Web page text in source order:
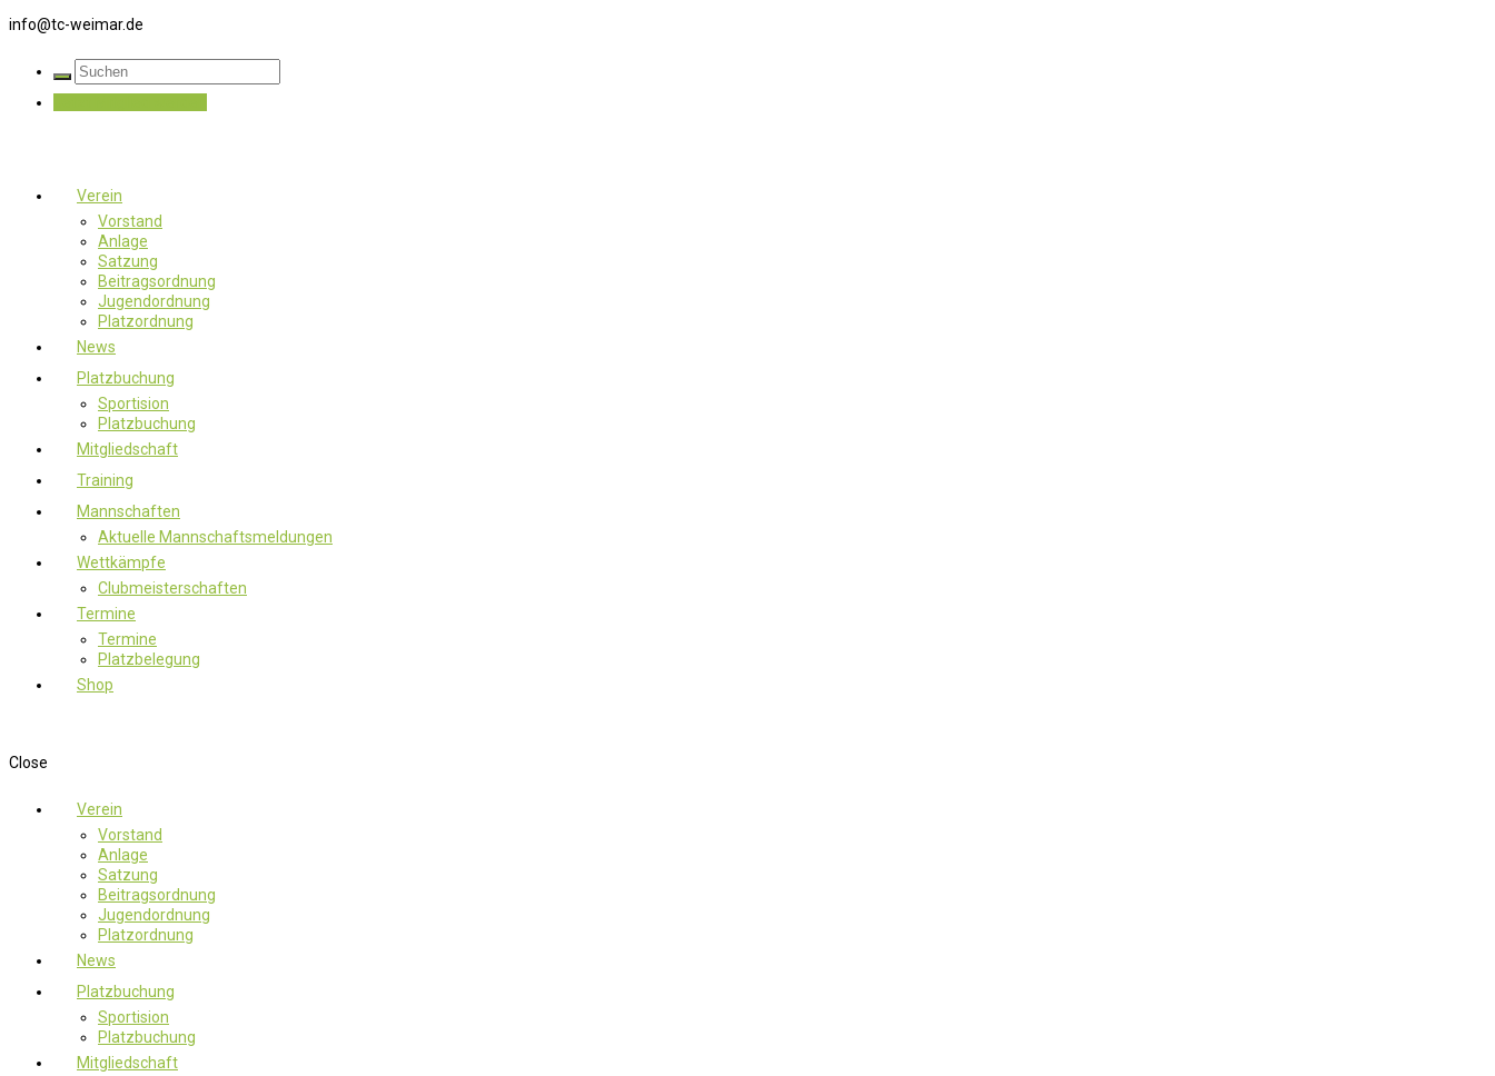
info@tc-weimar.de
Verein
Vorstand
Anlage
Satzung
Beitragsordnung
Jugendordnung
Platzordnung
News
Platzbuchung
Sportision
Platzbuchung
Mitgliedschaft
Training
Mannschaften
Aktuelle Mannschaftsmeldungen
Wettkämpfe
Clubmeisterschaften
Termine
Termine
Platzbelegung
Shop
Close
Verein
Vorstand
Anlage
Satzung
Beitragsordnung
Jugendordnung
Platzordnung
News
Platzbuchung
Sportision
Platzbuchung
Mitgliedschaft